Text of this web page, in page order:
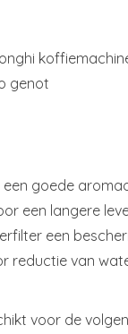
genot
goede
een langere
een
reductie van
voor de